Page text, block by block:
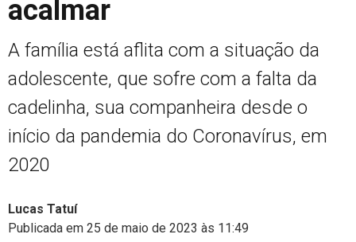
acalmar
A família está aflita com a situação da
adolescente, que sofre com a falta da
cadelinha, sua companheira desde o
início da pandemia do Coronavírus, em
2020
Lucas Tatuí
Publicada em 25 de maio de 2023 às 11:49